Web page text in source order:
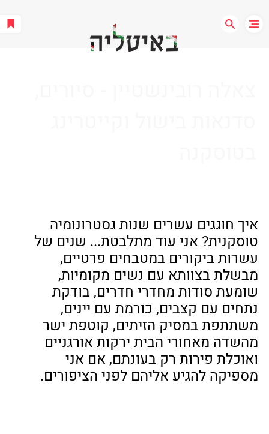
איך חוגגים עשרים שנות גסטרונומיה
טוסקנית? אני עוד מתלבטת... שנים של
עשרות ביקורים במטבחים פרטיים,
מבשלת בצוותא עם נשים מקומיות,
שומעת סודות מחדרי חדרים, בודקת
נתחים עם קצבים, כורמת עם יינים,
משתתפת במסיק הזיתים, קוטפת ישר
מהשדה מאחורי הבית ירקות אורגניים
ואוכלת פירות רק בעונתם, אם אני
מספיקה להגיע אליהם לפני הציפורים.